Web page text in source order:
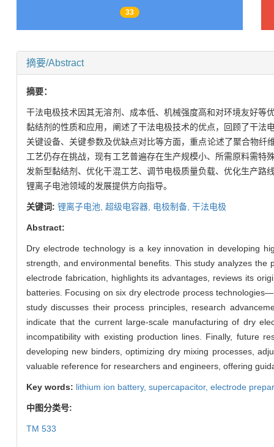
33
摘要/Abstract
摘要：
干法电极技术因其无溶剂、成本低、机械强度高和对环境友好
黏结剂的性质和应用，阐述了干法电极技术的优点，回顾了干
关键设备、关键参数及优缺点对比等方面，重点论述了聚合物
工艺仍存在挑战，现有工艺普遍存在生产规模小、所需原料需
发新型黏结剂、优化干混工艺、调节电极质量负载、优化生产
锂离子电池领域的发展提供方向指导。
关键词: 锂离子电池, 超级电容器, 电极制备, 干法电极
Abstract:
Dry electrode technology is a key innovation in developing
strength, and environmental benefits. This study analyzes
electrode fabrication, highlights its advantages, reviews its
batteries. Focusing on six dry electrode process
study discusses their process principles, research
indicate that the current large-scale manufacturing of dry
incompatibility with existing production lines. Finally, future
developing new binders, optimizing dry mixing processes,
valuable reference for researchers and engineers, offering
Key words: lithium ion battery, supercapacitor, electrode
中图分类号:
TM 533